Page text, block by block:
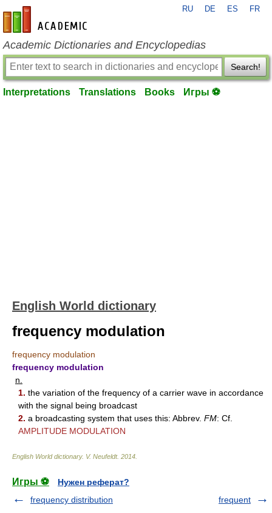
en-academic.com
RU DE ES FR
Academic Dictionaries and Encyclopedias
Search!
Interpretations Translations Books Игры ⚽
English World dictionary
frequency modulation
frequency modulation
frequency modulation
n.
1. the variation of the frequency of a carrier wave in accordance
with the signal being broadcast
2. a broadcasting system that uses this: Abbrev. FM: Cf.
AMPLITUDE MODULATION
English World dictionary. V. Neufeldt. 2014
Игры ⚽
Нужен реферат?
frequency distribution
frequent